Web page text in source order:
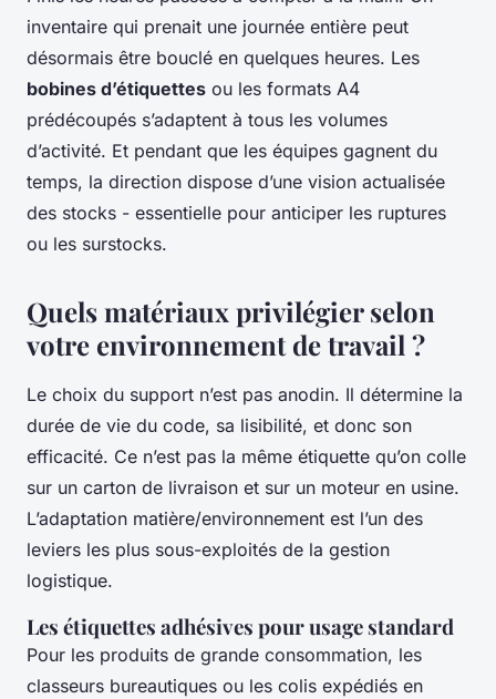
inventaire qui prenait une journée entière peut
désormais être bouclé en quelques heures. Les
bobines d’étiquettes ou les formats A4
prédécoupés s’adaptent à tous les volumes
d’activité. Et pendant que les équipes gagnent du
temps, la direction dispose d’une vision actualisée
des stocks - essentielle pour anticiper les ruptures
ou les surstocks.
Quels matériaux privilégier selon
votre environnement de travail ?
Le choix du support n’est pas anodin. Il détermine la
durée de vie du code, sa lisibilité, et donc son
efficacité. Ce n’est pas la même étiquette qu’on colle
sur un carton de livraison et sur un moteur en usine.
L’adaptation matière/environnement est l’un des
leviers les plus sous-exploités de la gestion
logistique.
Les étiquettes adhésives pour usage standard
Pour les produits de grande consommation, les
classeurs bureautiques ou les colis expédiés en